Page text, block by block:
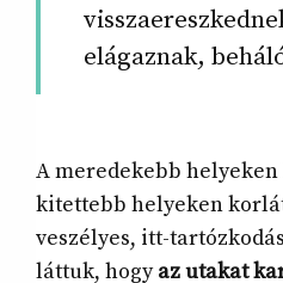
elágaznak,
A meredekebb helyeken
kitettebb helyeken
veszélyes, itt-
láttuk, hogyaz utakat